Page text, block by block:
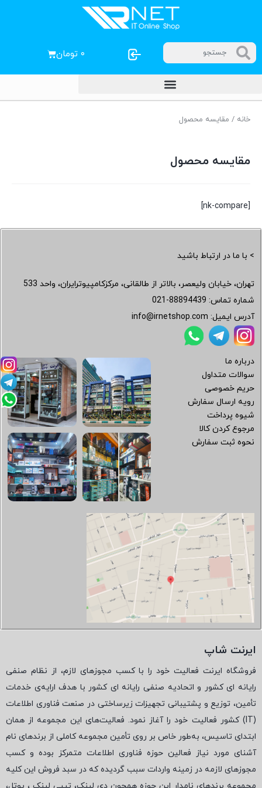
۰ تومان
خانه / مقایسه محصول
مقایسه محصول
[nk-compare]
> با ما در ارتباط باشید
تهران، خیابان ولیعصر، بالاتر از طالقانی، مرکزکامپیوترایران، واحد 533
شماره تماس: 021-88894439
آدرس ایمیل: info@irnetshop.com
درباره ما
سوالات متداول
حریم خصوصی
رویه ارسال سفارش
شیوه پرداخت
مرجوع کردن کالا
نحوه ثبت سفارش
ایرنت شاپ
فروشگاه ایرنت فعالیت خود را با کسب مجوزهای لازم، از نظام صنفی
رایانه ای کشور و اتحادیه صنفی رایانه ای کشور با هدف ارایه‌ی خدمات
تأمین، توزیع و پشتیبانی تجهیزات زیرساختی در صنعت فناوری اطلاعات
(
IT) کشور فعالیت خود را آغاز نمود. فعالیت‌های این مجموعه از همان
ابتدای تاسیس، به‌طور خاص بر روی تأمین مجموعه کاملی از برندهای نام
آشنای مورد نیاز فعالین حوزه فناوری اطلاعات متمرکز بوده و کسب
مجوزهای لازمه در زمینه واردات سبب گردیده که در سبد فروش این کلیه
مجموعه برندهای نامدار این حوزه همچون دی لینک، تیپی لینک ، یوتل،